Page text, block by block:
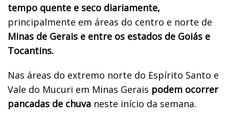
tempo quente e seco diariamente,
principalmente em áreas do centro e norte de
Minas de Gerais e entre os estados de Goiás e
Tocantins.
Nas áreas do extremo norte do Espírito Santo e
Vale do Mucuri em Minas Gerais podem ocorrer
pancadas de chuva neste início da semana.